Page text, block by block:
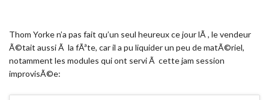
Thom Yorke n’a pas fait qu’un seul heureux ce jour lÃ , le vendeur
Ã©tait aussi Ã la fÃªte, car il a pu liquider un peu de matÃ©riel,
notamment les modules qui ont servi Ã cette jam session
improvisÃ©e: